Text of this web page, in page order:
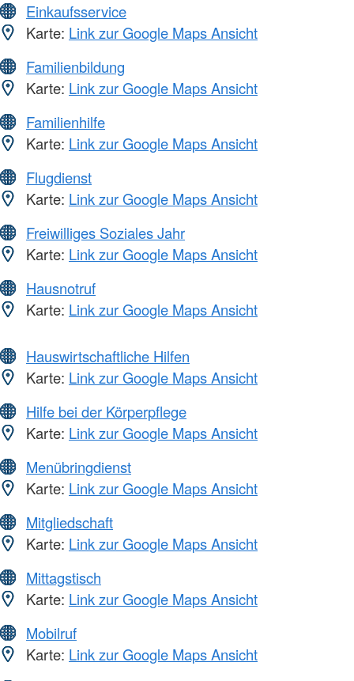
Einkaufsservice
Karte: Link zur Google Maps Ansicht
Familienbildung
Karte: Link zur Google Maps Ansicht
Familienhilfe
Karte: Link zur Google Maps Ansicht
Flugdienst
Karte: Link zur Google Maps Ansicht
Freiwilliges Soziales Jahr
Karte: Link zur Google Maps Ansicht
Hausnotruf
Karte: Link zur Google Maps Ansicht
Hauswirtschaftliche Hilfen
Karte: Link zur Google Maps Ansicht
Hilfe bei der Körperpflege
Karte: Link zur Google Maps Ansicht
Menübringdienst
Karte: Link zur Google Maps Ansicht
Mitgliedschaft
Karte: Link zur Google Maps Ansicht
Mittagstisch
Karte: Link zur Google Maps Ansicht
Mobilruf
Karte: Link zur Google Maps Ansicht